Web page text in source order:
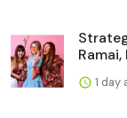
Ramai,
1 day